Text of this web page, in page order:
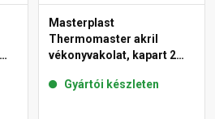
Masterplast
Thermomaster akril
vékonyvakolat, kapart 2
Gyártói készleten